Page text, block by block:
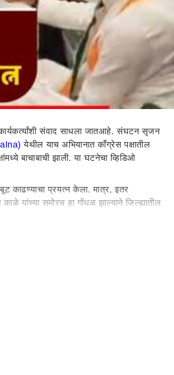
संवाद साधला जातआहे. संघटन सृजन
येथील याच अभियानात काँग्रेस पक्षातील
बाचाबाची झाली. या घटनेचा व्हिडिओ
काढण्याचा प्रयत्न केला. मात्र, इतर
यांच्या समोरच हा गोंधळ झाल्याने जिल्ह्यातील
राजाभाऊ देशमुख यांच्यामध्ये शाब्दिक